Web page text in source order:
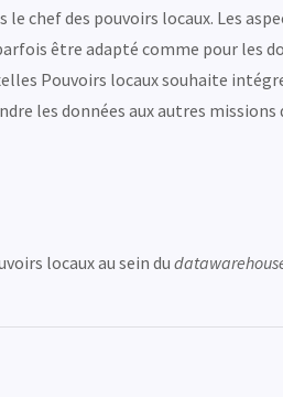
chef des pouvoirs locaux. Les
être adapté comme pour les
Pouvoirs locaux souhaite
les données aux autres missions
locaux au sein du